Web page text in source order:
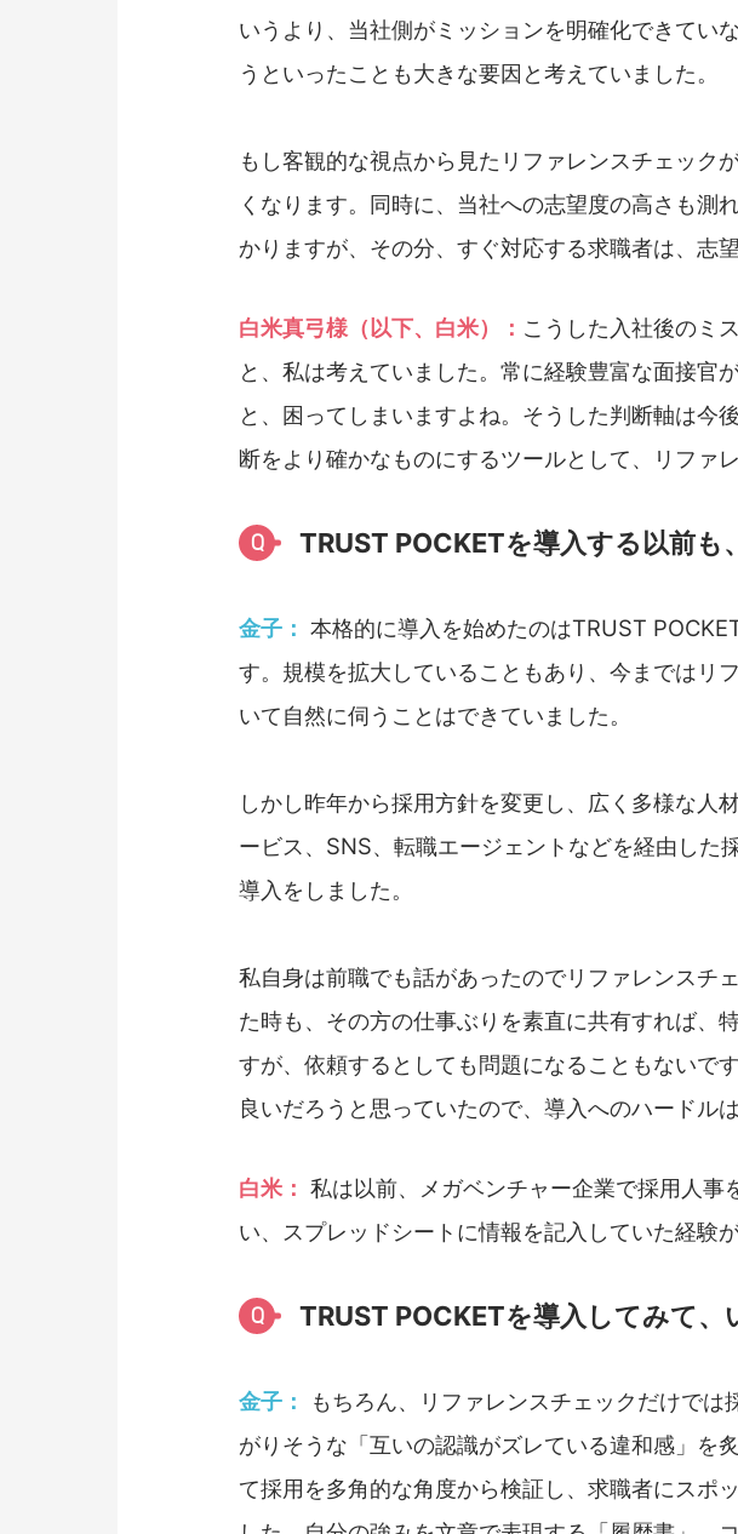
いうより、当社側がミッションを明確化できてい
うといったことも大きな要因と考えていました。
もし客観的な視点から見たリファレンスチェック
くなります。同時に、当社への志望度の高さも測
かりますが、その分、すぐ対応する求職者は、志
白米真弓様（以下、白米）： こうした入社後のミ
と、私は考えていました。常に経験豊富な面接官
と、困ってしまいますよね。そうした判断軸は今
断をより確かなものにするツールとして、リファ
Q TRUST POCKETを導入する以前
金子： 本格的に導入を始めたのはTRUST
す。規模を拡大していることもあり、今まではリ
いて自然に伺うことはできていました。
しかし昨年から採用方針を変更し、広く多様な人
ービス、SNS、転職エージェントなどを経由し
導入をしました。
私自身は前職でも話があったのでリファレンスチ
た時も、その方の仕事ぶりを素直に共有すれば、
すが、依頼するとしても問題になることもないで
良いだろうと思っていたので、導入へのハードル
白米： 私は以前、メガベンチャー企業で採用人
い、スプレッドシートに情報を記入していた経験が
Q TRUST POCKETを導入してみて、
金子：
もちろん、リファレンスチェックだけで
がりそうな「互いの認識がズレている違和感」を
て採用を多角的な角度から検証し、求職者にスポ